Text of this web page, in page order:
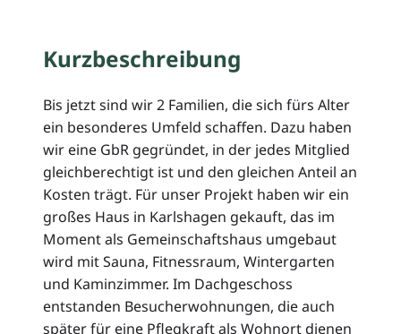
Kurzbeschreibung
Bis jetzt sind wir 2 Familien, die sich fürs Alter
ein besonderes Umfeld schaffen. Dazu haben
wir eine GbR gegründet, in der jedes Mitglied
gleichberechtigt ist und den gleichen Anteil an
Kosten trägt. Für unser Projekt haben wir ein
großes Haus in Karlshagen gekauft, das im
Moment als Gemeinschaftshaus umgebaut
wird mit Sauna, Fitnessraum, Wintergarten
und Kaminzimmer. Im Dachgeschoss
entstanden Besucherwohnungen, die auch
später für eine Pflegkraft als Wohnort dienen